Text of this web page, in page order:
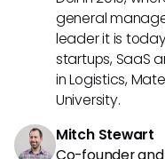
general
leader it is
startups, SaaS
in Logistics,
University.
Mitch Stewart